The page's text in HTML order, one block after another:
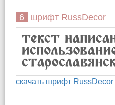
6 шрифт RussDecor
скачать шрифт RussDecor